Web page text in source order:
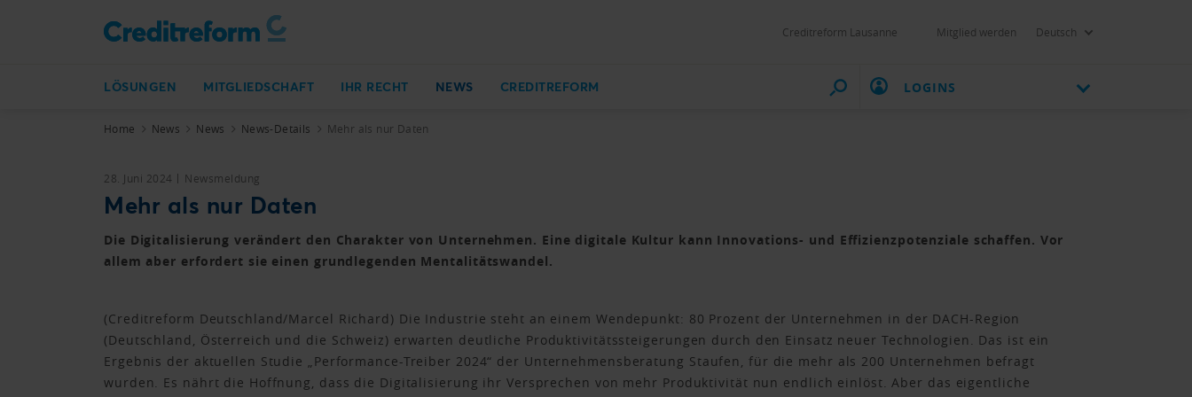
Creditreform Lausanne Mitglied werden Deutsch
LÖSUNGEN MITGLIEDSCHAFT IHR RECHT NEWS CREDITREFORM LOGINS
Home News News News-Details Mehr als nur Daten
28. Juni 2024 Newsmeldung
Mehr als nur Daten
Die Digitalisierung verändert den Charakter von Unternehmen. Eine digitale Kultur kann Innovations- und Effizienzpotenziale schaffen. Vor
allem aber erfordert sie einen grundlegenden Mentalitätswandel.
(Creditreform Deutschland/Marcel Richard) Die Industrie steht an einem Wendepunkt: 80 Prozent der Unternehmen in der DACH-Region
(Deutschland, Österreich und die Schweiz) erwarten deutliche Produktivitätssteigerungen durch den Einsatz neuer Technologien. Das ist ein
Ergebnis der aktuellen Studie „Performance-Treiber 2024“ der Unternehmensberatung Staufen, für die mehr als 200 Unternehmen befragt
wurden. Es nährt die Hoffnung, dass die Digitalisierung ihr Versprechen von mehr Produktivität nun endlich einlöst. Aber das eigentliche